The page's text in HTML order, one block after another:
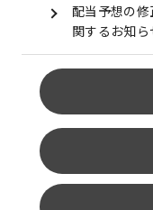
配当予想の
関するお知ら